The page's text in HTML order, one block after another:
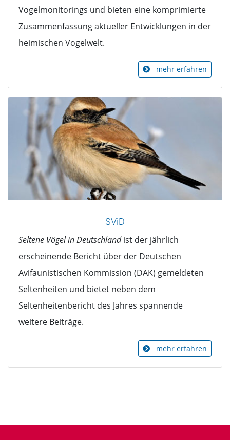
Vogelmonitorings und bieten eine komprimierte
Zusammenfassung aktueller Entwicklungen in der
heimischen Vogelwelt.
mehr erfahren
SViD
Seltene Vögel in Deutschlandist der jährlich
erscheinende Bericht über der Deutschen
Avifaunistischen Kommission (DAK) gemeldeten
Seltenheiten und bietet neben dem
Seltenheitenbericht des Jahres spannende
weitere Beiträge.
mehr erfahren